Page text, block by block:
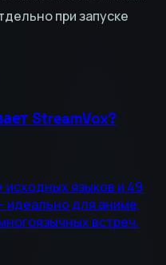
при запуске
StreamVox?
языков и 49
идеально для аниме,
встреч.